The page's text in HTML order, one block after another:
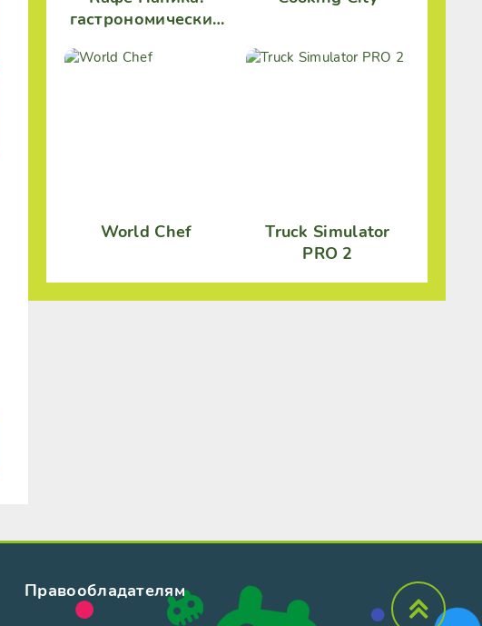
гастрономический
World Chef
Truck Simulator
PRO 2
Правообладателям